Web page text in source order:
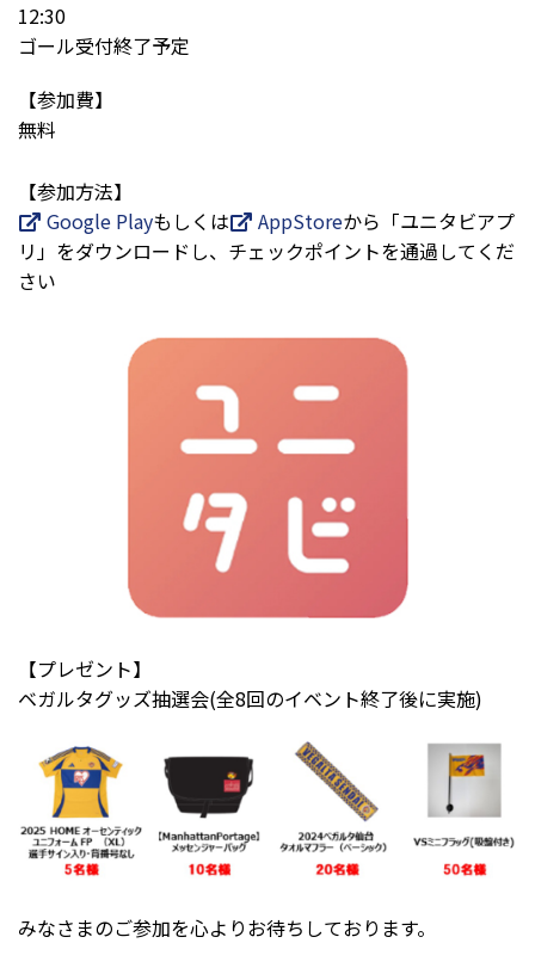
12:30
ゴール受付終了予定
【参加費】
無料
【参加方法】
Google Playもしくは AppStoreから「ユニタビアプ
リ」をダウンロードし、チェックポイントを通過してくだ
さい
【プレゼント】
ベガルタグッズ抽選会(全8回のイベント終了後に実施)
みなさまのご参加を心よりお待ちしております。